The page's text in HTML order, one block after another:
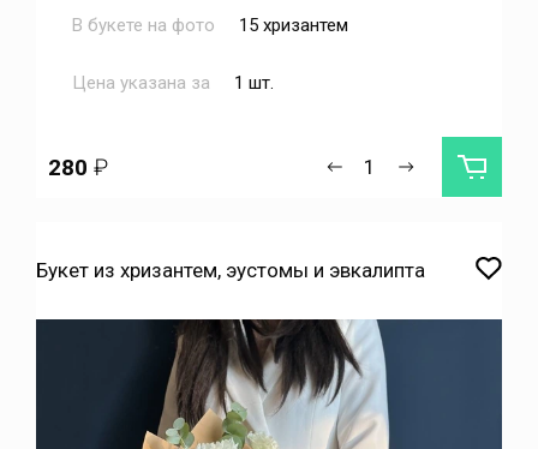
В букете на фото 15 хризантем
Цена указана за 1 шт.
280 ₽
Букет из хризантем, эустомы и эвкалипта